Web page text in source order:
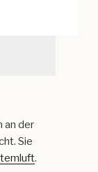
an der
Sie
.